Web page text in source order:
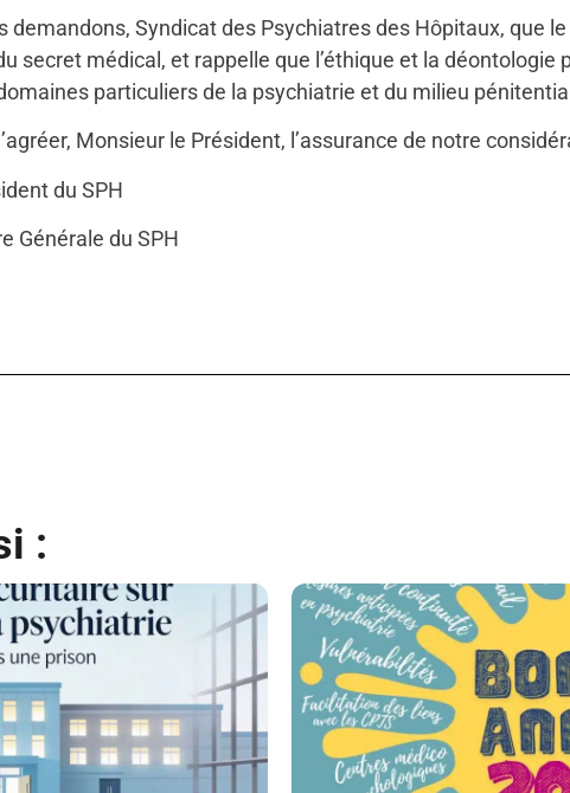
demandons, Syndicat des Psychiatres des Hôpitaux, que
secret médical, et rappelle que l’éthique et la
particuliers de la psychiatrie et du milieu
Monsieur le Président, l’assurance de notre
du SPH
Générale du SPH
: